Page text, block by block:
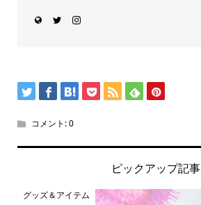
コメント:0
ピックアップ記事
グッズ＆アイテム